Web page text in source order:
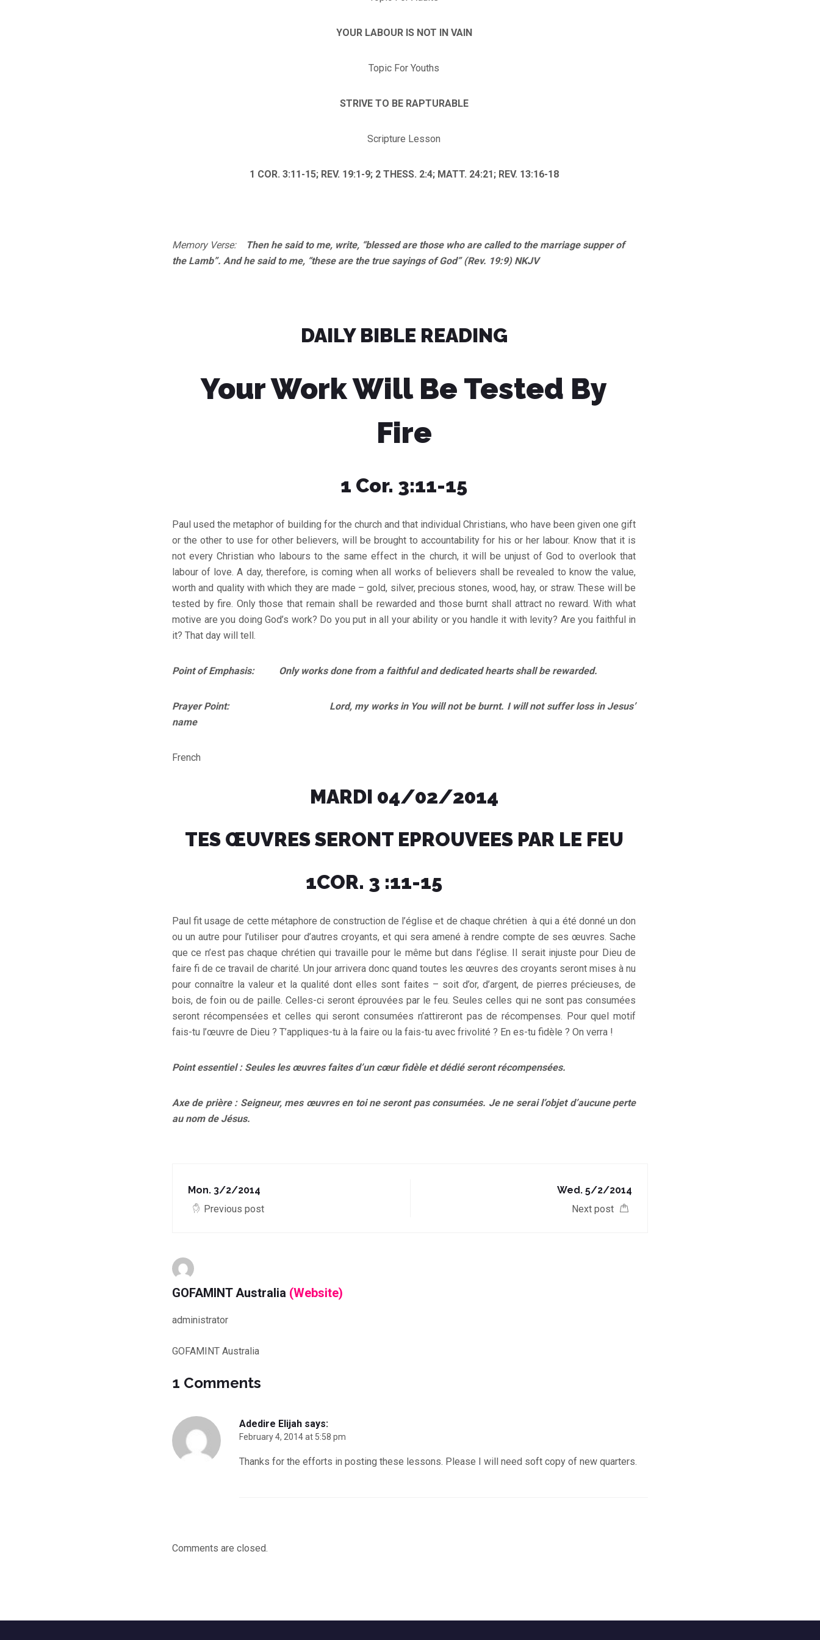
YOUR LABOUR IS NOT IN VAIN
Topic For Youths
STRIVE TO BE RAPTURABLE
Scripture Lesson
1 COR. 3:11-15; REV. 19:1-9; 2 THESS. 2:4; MATT. 24:21; REV. 13:16-18
Memory Verse:Then he said to me, write, “blessed are those who are called to the marriage supper of
the Lamb”. And he said to me, “these are the true sayings of God” (Rev. 19:9) NKJV
DAILY BIBLE READING
Your Work Will Be Tested By
Fire
1 Cor. 3:11-15
Paul used the metaphor of building for the church and that individual Christians, who have been given one gift
or the other to use for other believers, will be brought to accountability for his or her labour. Know that it is
not every Christian who labours to the same effect in the church, it will be unjust of God to overlook that
labour of love. A day, therefore, is coming when all works of believers shall be revealed to know the value,
worth and quality with which they are made – gold, silver, precious stones, wood, hay, or straw. These will be
tested by fire. Only those that remain shall be rewarded and those burnt shall attract no reward. With what
motive are you doing God’s work? Do you put in all your ability or you handle it with levity? Are you faithful in
it? That day will tell.
Point of Emphasis: Only works done from a faithful and dedicated hearts shall be rewarded.
Prayer Point: Lord, my works in You will not be burnt. I will not suffer loss in Jesus’
name
French
MARDI 04/02/2014
TES ŒUVRES SERONT EPROUVEES PAR LE FEU
1COR. 3 :11-15
Paul fit usage de cette métaphore de construction de l’église et de chaque chrétien à qui a été donné un don
ou un autre pour l’utiliser pour d’autres croyants, et qui sera amené à rendre compte de ses œuvres. Sache
que ce n’est pas chaque chrétien qui travaille pour le même but dans l’église. Il serait injuste pour Dieu de
faire fi de ce travail de charité. Un jour arrivera donc quand toutes les œuvres des croyants seront mises à nu
pour connaître la valeur et la qualité dont elles sont faites – soit d’or, d’argent, de pierres précieuses, de
bois, de foin ou de paille. Celles-ci seront éprouvées par le feu. Seules celles qui ne sont pas consumées
seront récompensées et celles qui seront consumées n’attireront pas de récompenses. Pour quel motif
fais-tu l’œuvre de Dieu ? T’appliques-tu à la faire ou la fais-tu avec frivolité ? En es-tu fidèle ? On verra !
Point essentiel : Seules les œuvres faites d’un cœur fidèle et dédié seront récompensées.
Axe de prière : Seigneur, mes œuvres en toi ne seront pas consumées. Je ne serai l’objet d’aucune perte
au nom de Jésus.
Mon. 3/2/2014
Previous post
Wed. 5/2/2014
Next post
GOFAMINT Australia (Website)
administrator
GOFAMINT Australia
1 Comments
Adedire Elijah says:
February 4, 2014 at 5:58 pm
Thanks for the efforts in posting these lessons. Please I will need soft copy of new quarters.
Comments are closed.